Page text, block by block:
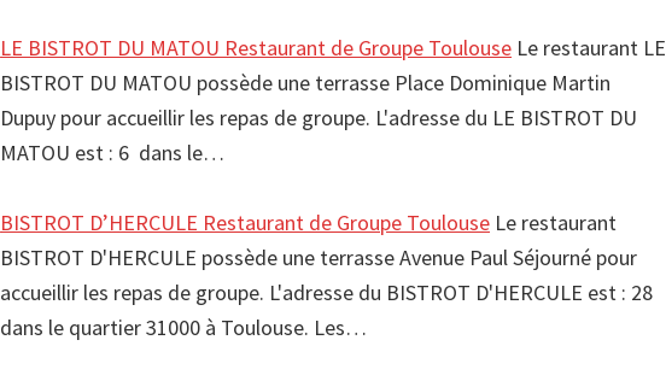
LE BISTROT DU MATOU Restaurant de Groupe Toulouse Le restaurant LE
BISTROT DU MATOU possède une terrasse Place Dominique Martin
Dupuy pour accueillir les repas de groupe. L'adresse du LE BISTROT DU
MATOU est : 6 dans le…
BISTROT D’HERCULE Restaurant de Groupe Toulouse Le restaurant
BISTROT D'HERCULE possède une terrasse Avenue Paul Séjourné pour
accueillir les repas de groupe. L'adresse du BISTROT D'HERCULE est : 28
dans le quartier 31000 à Toulouse. Les…